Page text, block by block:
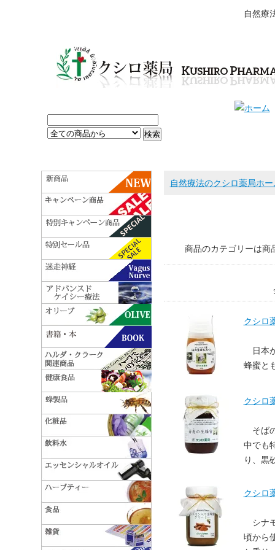
自然療
自然療法のクシロ薬局ホー
商品のカテゴリーは商
クシロ
日本
蜂蜜と
クシロ
そば
中でも
り、黒
クシロ
シナ
頃から